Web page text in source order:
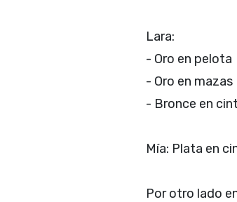
Lara:
- Oro en pelota
- Oro en mazas
- Bronce en
Mía: Plata en
Por otro lado